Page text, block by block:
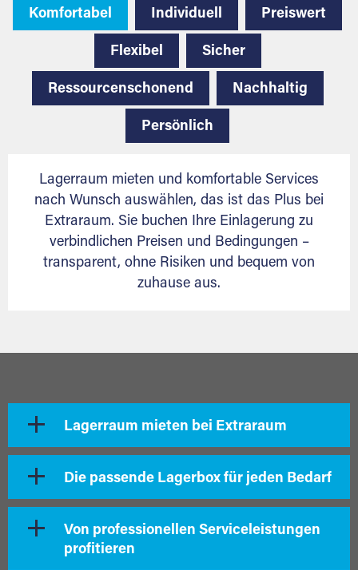
Komfortabel Individuell Preiswert
Flexibel Sicher
Ressourcenschonend Nachhaltig
Persönlich
Lagerraum mieten und komfortable Services
nach Wunsch auswählen, das ist das Plus bei
Extraraum. Sie buchen Ihre Einlagerung zu
verbindlichen Preisen und Bedingungen –
transparent, ohne Risiken und bequem von
zuhause aus.
Lagerraum mieten bei Extraraum
Die passende Lagerbox für jeden Bedarf
Von professionellen Serviceleistungen
profitieren